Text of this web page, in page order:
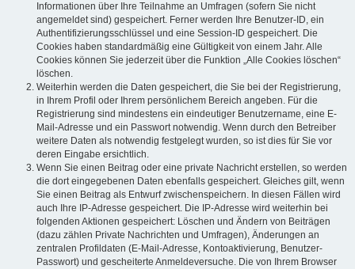
Informationen über Ihre Teilnahme an Umfragen (sofern Sie nicht
angemeldet sind) gespeichert. Ferner werden Ihre Benutzer-ID, ein
Authentifizierungsschlüssel und eine Session-ID gespeichert. Die
Cookies haben standardmäßig eine Gültigkeit von einem Jahr. Alle
Cookies können Sie jederzeit über die Funktion „Alle Cookies löschen“
löschen.
Weiterhin werden die Daten gespeichert, die Sie bei der Registrierung,
in Ihrem Profil oder Ihrem persönlichem Bereich angeben. Für die
Registrierung sind mindestens ein eindeutiger Benutzername, eine E-
Mail-Adresse und ein Passwort notwendig. Wenn durch den Betreiber
weitere Daten als notwendig festgelegt wurden, so ist dies für Sie vor
deren Eingabe ersichtlich.
Wenn Sie einen Beitrag oder eine private Nachricht erstellen, so werden
die dort eingegebenen Daten ebenfalls gespeichert. Gleiches gilt, wenn
Sie einen Beitrag als Entwurf zwischenspeichern. In diesen Fällen wird
auch Ihre IP-Adresse gespeichert. Die IP-Adresse wird weiterhin bei
folgenden Aktionen gespeichert: Löschen und Ändern von Beiträgen
(dazu zählen Private Nachrichten und Umfragen), Änderungen an
zentralen Profildaten (E-Mail-Adresse, Kontoaktivierung, Benutzer-
Passwort) und gescheiterte Anmeldeversuche. Die von Ihrem Browser